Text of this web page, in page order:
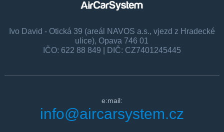
Ivo David - Otická 39 (areál NAVOS a.s., vjezd z Hradecké
ulice), Opava 746 01
IČO: 622 88 849 | DIČ: CZ7401245445
e:mail:
info@aircarsystem.cz